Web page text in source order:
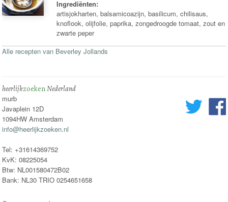
Ingrediënten:
artisjokharten, balsamicoazijn, basilicum, chilisaus,
knoflook, olijfolie, paprika, zongedroogde tomaat, zout en
zwarte peper
Alle recepten van Beverley Jollands
heerlijkzoekenNederland
murb
Javaplein 12D
1094HW Amsterdam
info@heerlijkzoeken.nl
Tel: +31614369752
KvK: 08225054
Btw: NL001580472B02
Bank: NL30 TRIO 0254651658